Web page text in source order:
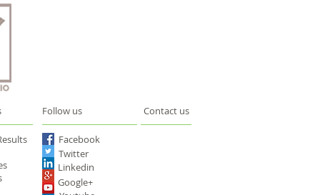
Contact us
Follow us
Facebook
Twitter
Linkedin
Google+